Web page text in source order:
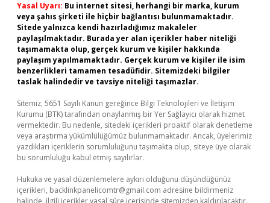
Yasal Uyarı: Bu internet sitesi, herhangi bir marka, kurum
veya şahıs şirketi ile hiçbir bağlantısı bulunmamaktadır.
Sitede yalnızca kendi hazırladığımız makaleler
paylaşılmaktadır. Burada yer alan içerikler haber niteliği
taşımamakta olup, gerçek kurum ve kişiler hakkında
paylaşım yapılmamaktadır. Gerçek kurum ve kişiler ile isim
benzerlikleri tamamen tesadüfidir. Sitemizdeki bilgiler
taslak halindedir ve tavsiye niteliği taşımazlar.
Sitemiz, 5651 Sayılı Kanun gereğince Bilgi Teknolojileri ve İletişim
Kurumu (BTK) tarafından onaylanmış bir Yer Sağlayıcı olarak hizmet
vermektedir. Bu nedenle, sitedeki içerikleri proaktif olarak denetleme
veya araştırma yükümlülüğümüz bulunmamaktadır. Ancak, üyelerimiz
yazdıkları içeriklerin sorumluluğunu taşımakta olup, siteye üye olarak
bu sorumluluğu kabul etmiş sayılırlar.
Hukuka ve yasal düzenlemelere aykırı olduğunu düşündüğünüz
içerikleri, backlinkpanelicomtr@gmail.com adresine bildirmeniz
halinde, ilgili içerikler yasal süre içerisinde sitemizden kaldırılacaktır.